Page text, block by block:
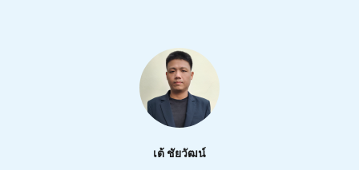
เต้ ชัยวัฒน์